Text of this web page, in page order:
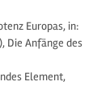
Europas, in:
Die Anfänge des
Element,